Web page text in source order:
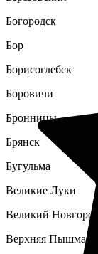
Богородск
Бор
Борисоглебск
Боровичи
Бронницы
Брянск
Бугульма
Великие Луки
Великий Новгород
Верхняя Пышма